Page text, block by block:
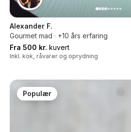
Alexander F.
Gourmet mad · +10 års erfaring
Fra 500 kr. kuvert
Inkl. kok, råvarer og oprydning
Populær